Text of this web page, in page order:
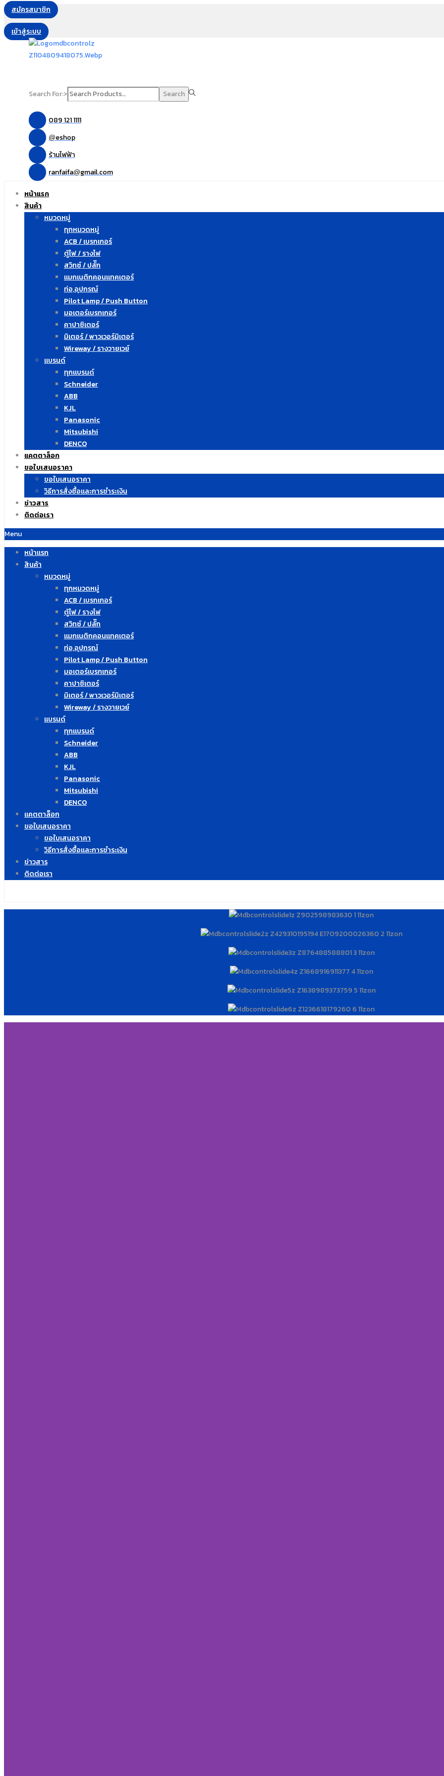
สมัครสมาชิก
เข้าสู่ระบบ
Search For:> Search
089 121 1111
@eshop
ร้านไฟฟ้า
ranfaifa@gmail.com
หน้าแรก
สินค้า
หมวดหมู่
ทุกหมวดหมู่
ACB / เบรกเกอร์
ตู้ไฟ / รางไฟ
สวิทซ์ / ปลั๊ก
แมกเนติกคอนแทคเตอร์
ท่อ,อุปกรณ์
Pilot Lamp / Push Button
มอเตอร์เบรกเกอร์
คาปาซิเตอร์
มิเตอร์ / พาวเวอร์มิเตอร์
Wireway / รางวายเวย์
แบรนด์
ทุกแบรนด์
Schneider
ABB
KJL
Panasonic
Mitsubishi
DENCO
แคตตาล็อก
ขอใบเสนอราคา
ขอใบเสนอราคา
วิธีการสั่งซื้อและการชำระเงิน
ข่าวสาร
ติดต่อเรา
Menu
หน้าแรก
สินค้า
หมวดหมู่
ทุกหมวดหมู่
ACB / เบรกเกอร์
ตู้ไฟ / รางไฟ
สวิทซ์ / ปลั๊ก
แมกเนติกคอนแทคเตอร์
ท่อ,อุปกรณ์
Pilot Lamp / Push Button
มอเตอร์เบรกเกอร์
คาปาซิเตอร์
มิเตอร์ / พาวเวอร์มิเตอร์
Wireway / รางวายเวย์
แบรนด์
ทุกแบรนด์
Schneider
ABB
KJL
Panasonic
Mitsubishi
DENCO
แคตตาล็อก
ขอใบเสนอราคา
ขอใบเสนอราคา
วิธีการสั่งซื้อและการชำระเงิน
ข่าวสาร
ติดต่อเรา